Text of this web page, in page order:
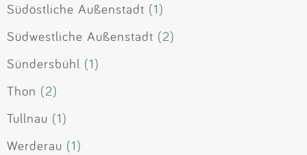
Südöstliche Außenstadt (1)
Südwestliche Außenstadt (2)
Sündersbühl (1)
Thon (2)
Tullnau (1)
Werderau (1)